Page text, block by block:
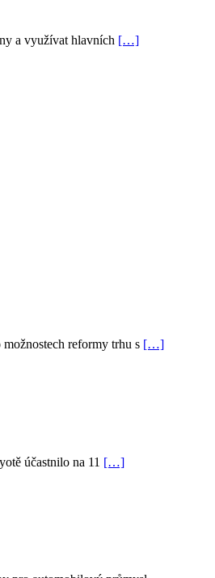
a využívat hlavních […]
reformy trhu s […]
účastnilo na 11 […]